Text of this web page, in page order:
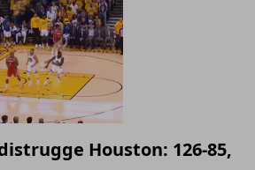
Houston: 126-85,